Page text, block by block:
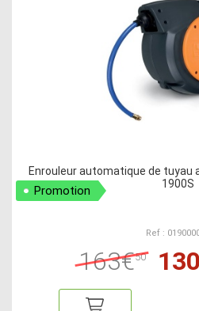
Enrouleur automatique de tuyau
1900S
Promotion
Ref :
163€50